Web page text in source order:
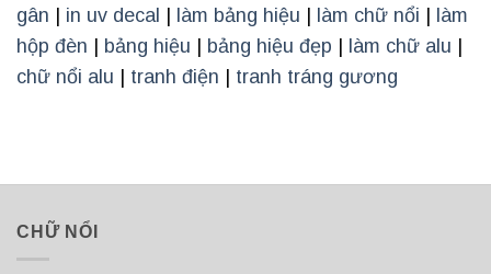
gân
in uv decal làm bảng hiệu làm chữ nổi
làm
hộp đèn
bảng hiệu bảng hiệu đẹp làm chữ alu
chữ nổi alu
tranh điện tranh tráng gương
CHỮ NỔI